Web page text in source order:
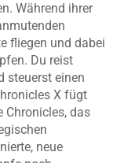
Während ihrer
fliegen und dabei
Du reist
steuerst einen
X fügt
Chronicles, das
neue